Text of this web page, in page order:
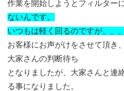
作業を開始しようとフィルター
ないんです。
いつもは軽く回るのですが、、、
お客様にお声がけをさせて頂き
大家さんの判断待ち
となりましたが、大家さんと連
る事になりました。